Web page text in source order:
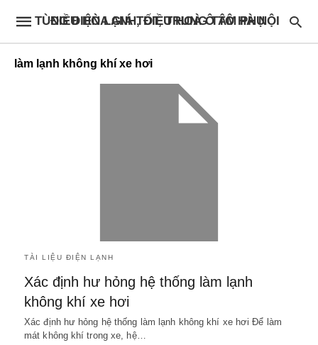
ĐIỀU HÒA GIÁ TỐT, TRUNG TÂM PHỤ TÙNG ĐIỆN LẠNH, ĐIỀU HOÀ Ô TÔ HÀ NỘI
làm lạnh không khí xe hơi
TÀI LIỆU ĐIỆN LẠNH
Xác định hư hỏng hệ thống làm lạnh
không khí xe hơi
Xác định hư hỏng hệ thống làm lạnh không khí xe hơi Để làm
mát không khí trong xe, hệ…